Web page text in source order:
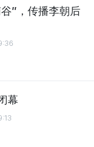
”，传播李朝后
幕